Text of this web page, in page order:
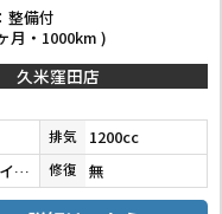
整備付
月・1000km )
久米窪田店
排気 1200cc
ピュアホワイトパール 修復 無